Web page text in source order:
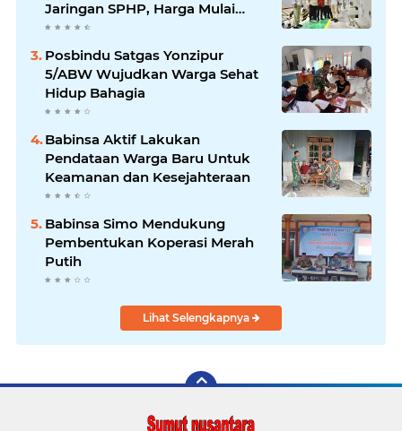
Jaringan SPHP, Harga Mulai
Turun di Ratusan Daerah
Posbindu Satgas Yonzipur
5/ABW Wujudkan Warga Sehat
Hidup Bahagia
Babinsa Aktif Lakukan
Pendataan Warga Baru Untuk
Keamanan dan Kesejahteraan
Babinsa Simo Mendukung
Pembentukan Koperasi Merah
Putih
Lihat Selengkapnya